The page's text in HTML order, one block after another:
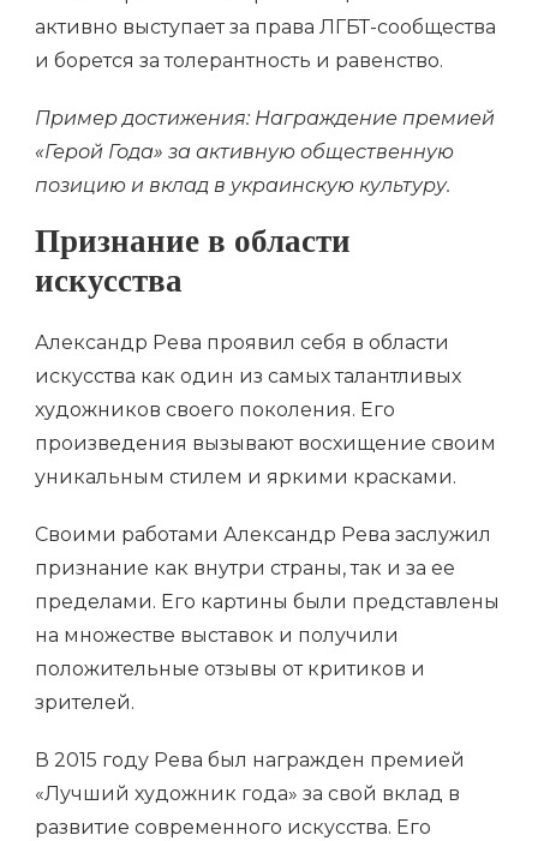
активно выступает за права ЛГБТ-сообщества
и борется за толерантность и равенство.
Пример достижения: Награждение премией
«Герой Года» за активную общественную
позицию и вклад в украинскую культуру.
Признание в области
искусства
Александр Рева проявил себя в области
искусства как один из самых талантливых
художников своего поколения. Его
произведения вызывают восхищение своим
уникальным стилем и яркими красками.
Своими работами Александр Рева заслужил
признание как внутри страны, так и за ее
пределами. Его картины были представлены
на множестве выставок и получили
положительные отзывы от критиков и
зрителей.
В 2015 году Рева был награжден премией
«Лучший художник года» за свой вклад в
развитие современного искусства. Его